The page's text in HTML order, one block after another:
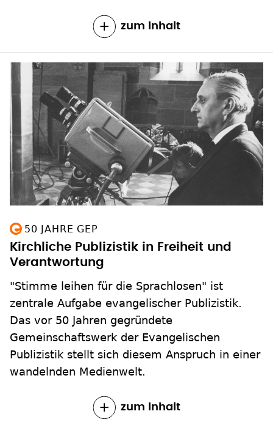
zum Inhalt
50 JAHRE GEP
Kirchliche Publizistik in Freiheit und
Verantwortung
"Stimme leihen für die Sprachlosen" ist
zentrale Aufgabe evangelischer Publizistik.
Das vor 50 Jahren gegründete
Gemeinschaftswerk der Evangelischen
Publizistik stellt sich diesem Anspruch in einer
wandelnden Medienwelt.
zum Inhalt